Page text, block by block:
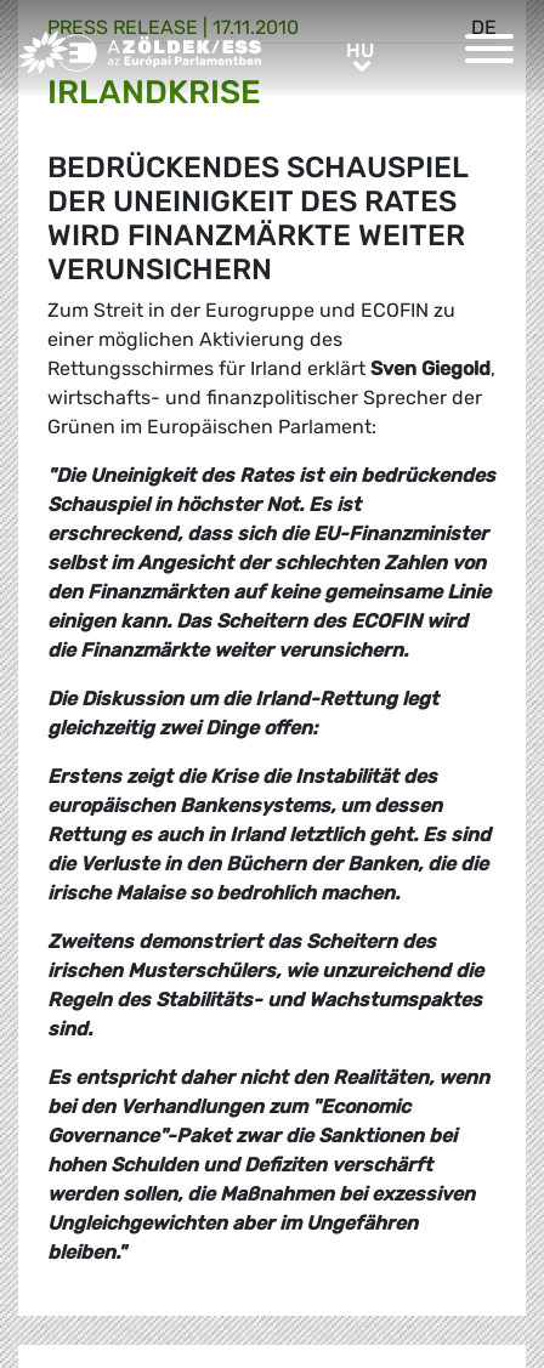
Greens/EFA Home HUHU
DE
PRESS RELEASE | 17.11.2010
IRLANDKRISE
BEDRÜCKENDES SCHAUSPIEL
DER UNEINIGKEIT DES RATES
WIRD FINANZMÄRKTE WEITER
VERUNSICHERN
Zum Streit in der Eurogruppe und ECOFIN zu
einer möglichen Aktivierung des
Rettungsschirmes für Irland erklärt Sven Giegold,
wirtschafts- und finanzpolitischer Sprecher der
Grünen im Europäischen Parlament:
"Die Uneinigkeit des Rates ist ein bedrückendes
Schauspiel in höchster Not. Es ist
erschreckend, dass sich die EU-Finanzminister
selbst im Angesicht der schlechten Zahlen von
den Finanzmärkten auf keine gemeinsame Linie
einigen kann. Das Scheitern des ECOFIN wird
die Finanzmärkte weiter verunsichern.
Die Diskussion um die Irland-Rettung legt
gleichzeitig zwei Dinge offen:
Erstens zeigt die Krise die Instabilität des
europäischen Bankensystems, um dessen
Rettung es auch in Irland letztlich geht. Es sind
die Verluste in den Büchern der Banken, die die
irische Malaise so bedrohlich machen.
Zweitens demonstriert das Scheitern des
irischen Musterschülers, wie unzureichend die
Regeln des Stabilitäts- und Wachstumspaktes
sind.
Es entspricht daher nicht den Realitäten, wenn
bei den Verhandlungen zum "Economic
Governance"-Paket zwar die Sanktionen bei
hohen Schulden und Defiziten verschärft
werden sollen, die Maßnahmen bei exzessiven
Ungleichgewichten aber im Ungefähren
bleiben."